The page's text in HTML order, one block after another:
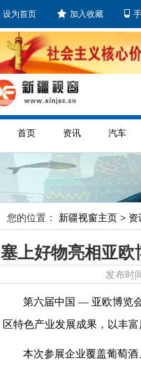
设为首页 加入收藏
首页 资讯 汽车
您的位置： 新疆视窗主页 > 资
塞上好物亮相亚
发布时
第六届中国 — 亚欧博览
区特色产业发展成果，以丰
本次参展企业覆盖葡萄